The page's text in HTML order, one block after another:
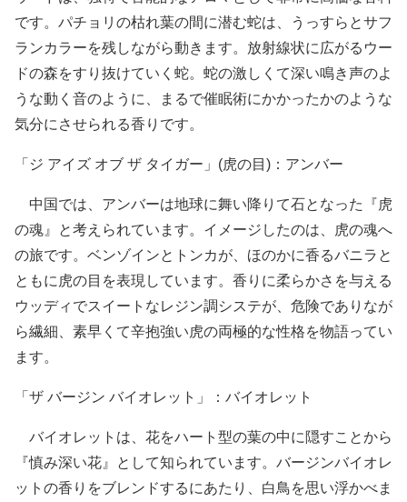
です。パチョリの枯れ葉の間に潜む蛇は、うっすらとサフ
ランカラーを残しながら動きます。放射線状に広がるウー
ドの森をすり抜けていく蛇。蛇の激しくて深い鳴き声のよ
うな動く音のように、まるで催眠術にかかったかのような
気分にさせられる香りです。
「ジ アイズ オブ ザ タイガー」(虎の目)：アンバー
中国では、アンバーは地球に舞い降りて石となった『虎
の魂』と考えられています。イメージしたのは、虎の魂へ
の旅です。ベンゾインとトンカが、ほのかに香るバニラと
ともに虎の目を表現しています。香りに柔らかさを与える
ウッディでスイートなレジン調システが、危険でありなが
ら繊細、素早くて辛抱強い虎の両極的な性格を物語ってい
ます。
「ザ バージン バイオレット」：バイオレット
バイオレットは、花をハート型の葉の中に隠すことから
『慎み深い花』として知られています。バージンバイオレ
ットの香りをブレンドするにあたり、白鳥を思い浮かべま